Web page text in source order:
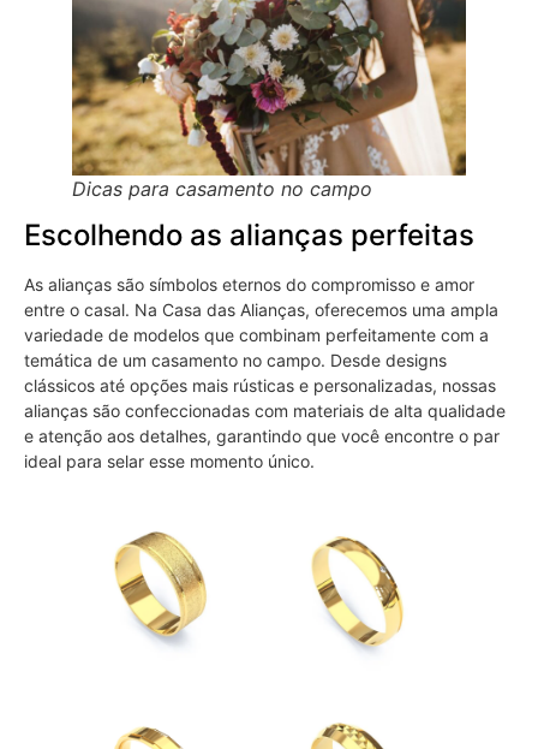
Dicas para casamento no campo
Escolhendo as alianças perfeitas
As alianças são símbolos eternos do compromisso e amor
entre o casal. Na Casa das Alianças, oferecemos uma ampla
variedade de modelos que combinam perfeitamente com a
temática de um casamento no campo. Desde designs
clássicos até opções mais rústicas e personalizadas, nossas
alianças são confeccionadas com materiais de alta qualidade
e atenção aos detalhes, garantindo que você encontre o par
ideal para selar esse momento único.